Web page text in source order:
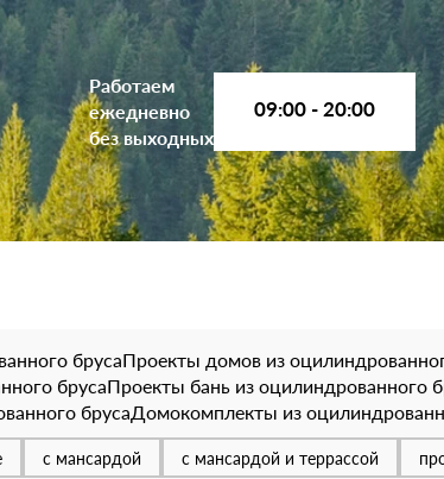
Работаем
ежедневно
без выходных
09:00 - 20:00
брусаПроекты домов из
брусаПроекты бань из оцилиндрованного
брусаДомокомплекты из
с мансардой с мансардой и террассой